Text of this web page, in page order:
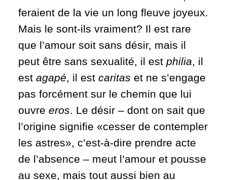
feraient de la vie un long fleuve joyeux.
Mais le sont-ils vraiment? Il est rare
que l’amour soit sans désir, mais il
peut être sans sexualité, il est philia, il
est agapé, il est caritas et ne s’engage
pas forcément sur le chemin que lui
ouvre eros. Le désir – dont on sait que
l’origine signifie «cesser de contempler
les astres», c’est-à-dire prendre acte
de l’absence – meut l’amour et pousse
au sexe, mais tout aussi bien au